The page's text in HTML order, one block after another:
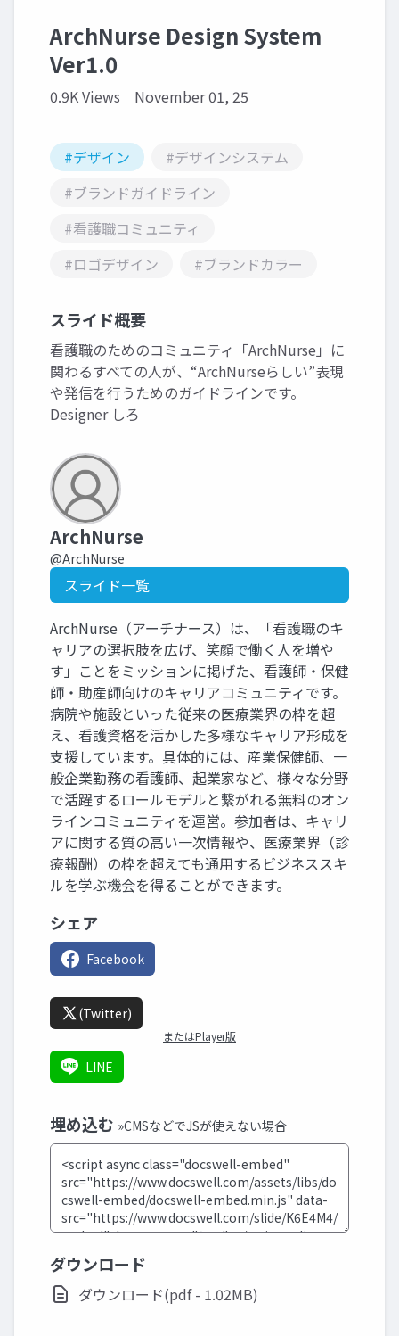
ArchNurse Design System
Ver1.0
0.9K Views November 01, 25
#デザイン
#デザインシステム
#ブランドガイドライン
#看護職コミュニティ
#ロゴデザイン
#ブランドカラー
スライド概要
看護職のためのコミュニティ「ArchNurse」に
関わるすべての人が、“ArchNurseらしい”表現
や発信を行うためのガイドラインです。
Designer しろ
ArchNurse
@ArchNurse
スライド一覧
ArchNurse（アーチナース）は、「看護職のキ
ャリアの選択肢を広げ、笑顔で働く人を増や
す」ことをミッションに掲げた、看護師・保健
師・助産師向けのキャリアコミュニティです。
病院や施設といった従来の医療業界の枠を超
え、看護資格を活かした多様なキャリア形成を
支援しています。具体的には、産業保健師、一
般企業勤務の看護師、起業家など、様々な分野
で活躍するロールモデルと繋がれる無料のオン
ラインコミュニティを運営。参加者は、キャリ
アに関する質の高い一次情報や、医療業界（診
療報酬）の枠を超えても通用するビジネススキ
ルを学ぶ機会を得ることができます。
シェア
Facebook
(Twitter)
またはPlayer版
LINE
埋め込む »CMSなどでJSが使えない場合
ダウンロード
ダウンロード(pdf - 1.02MB)